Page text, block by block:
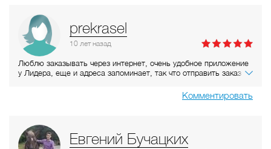
prekrasel
10 летназад
Люблю заказывать через интернет, очень удобное приложение
у Лидера, еще и адреса запоминает, так что отправить заказ
максимальную скидку (25%), что ооочень приятно)Комментировать
Евгений Бучацких